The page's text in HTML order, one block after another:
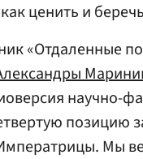
ценить и
«Отдаленные
научно-
позицию
Мы